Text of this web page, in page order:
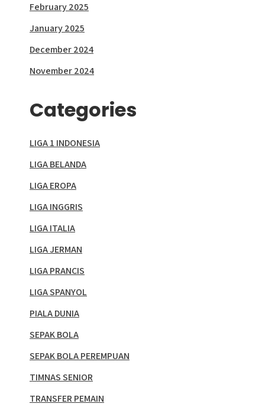
February 2025
January 2025
December 2024
November 2024
Categories
LIGA 1 INDONESIA
LIGA BELANDA
LIGA EROPA
LIGA INGGRIS
LIGA ITALIA
LIGA JERMAN
LIGA PRANCIS
LIGA SPANYOL
PIALA DUNIA
SEPAK BOLA
SEPAK BOLA PEREMPUAN
TIMNAS SENIOR
TRANSFER PEMAIN